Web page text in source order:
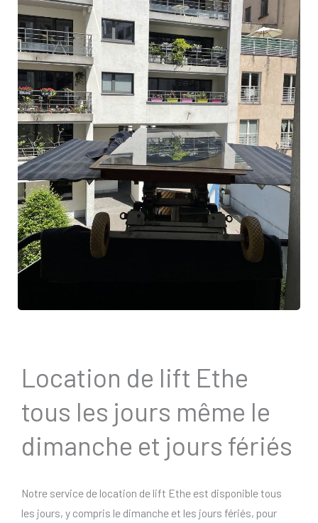
Location de lift Ethe
tous les jours même le
dimanche et jours fériés
Notre service de location de lift Ethe est disponible tous
les jours, y compris le dimanche et les jours fériés, pour